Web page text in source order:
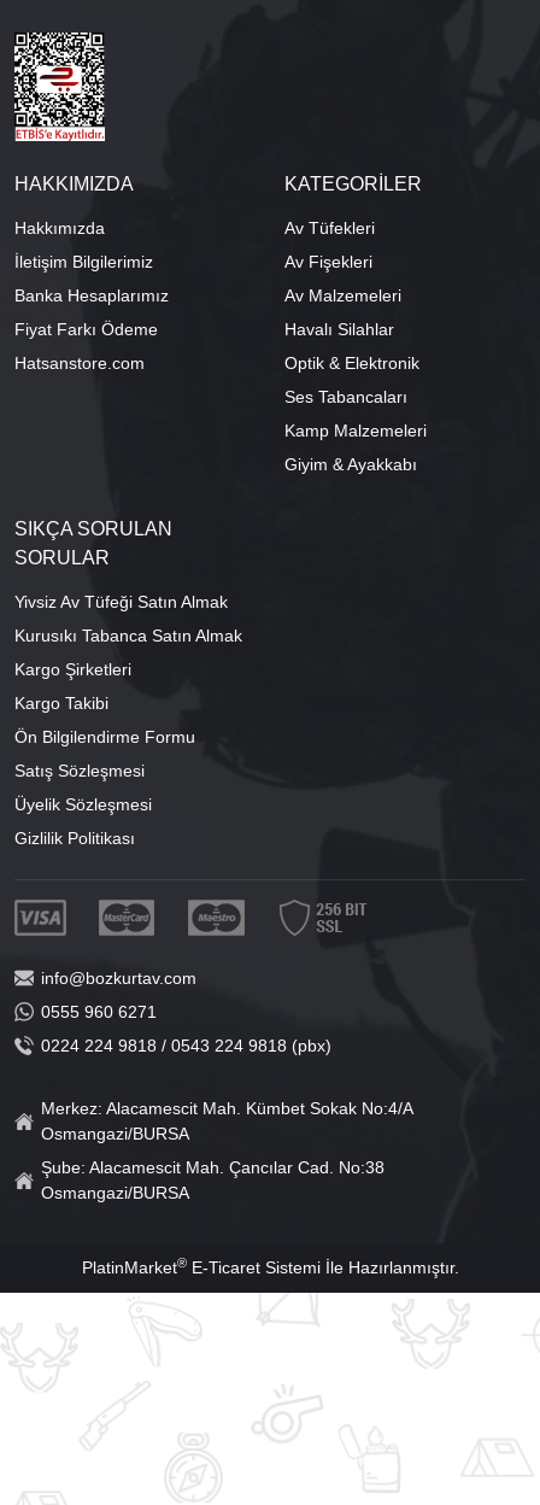
HAKKIMIZDA
Hakkımızda
İletişim Bilgilerimiz
Banka Hesaplarımız
Fiyat Farkı Ödeme
Hatsanstore.com
KATEGORİLER
Av Tüfekleri
Av Fişekleri
Av Malzemeleri
Havalı Silahlar
Optik & Elektronik
Ses Tabancaları
Kamp Malzemeleri
Giyim & Ayakkabı
SIKÇA SORULAN
SORULAR
Yivsiz Av Tüfeği Satın Almak
Kurusıkı Tabanca Satın Almak
Kargo Şirketleri
Kargo Takibi
Ön Bilgilendirme Formu
Satış Sözleşmesi
Üyelik Sözleşmesi
Gizlilik Politikası
info@bozkurtav.com
0555 960 6271
0224 224 9818 / 0543 224 9818 (pbx)
Merkez: Alacamescit Mah. Kümbet Sokak No:4/A
Osmangazi/BURSA
Şube: Alacamescit Mah. Çancılar Cad. No:38
Osmangazi/BURSA
PlatinMarket®E-Ticaret Sistemiİle Hazırlanmıştır.